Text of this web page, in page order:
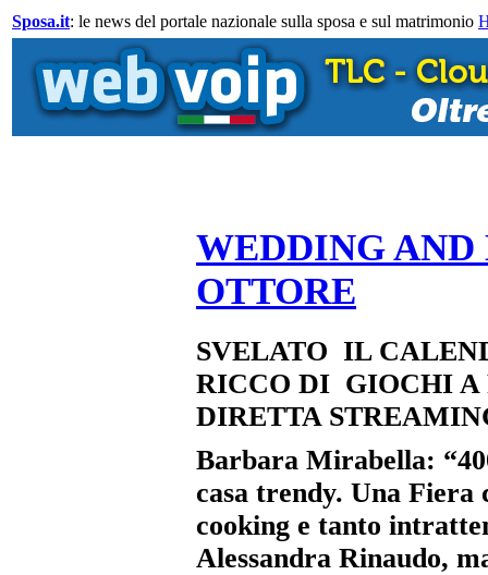
Sposa.it: le news del portale nazionale sulla sposa e sul matrimonio
WEDDING
OTTORE
SVELATO IL
RICCO DI GIOCHI A
DIRETTA
Barbara Mirabella:
casa trendy. Una Fiera
cooking e tanto
Alessandra Rinaudo,